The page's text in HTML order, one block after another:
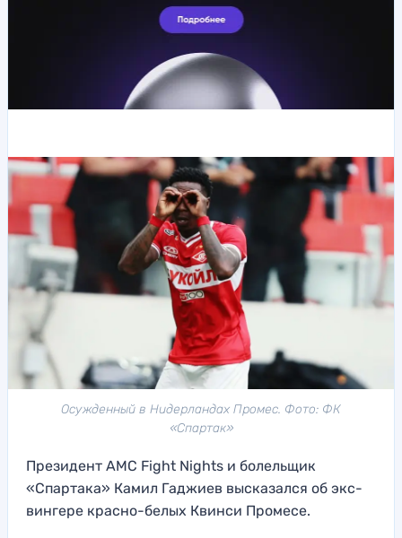
Осужденный в Нидерландах Промес. Фото: ФК
«Спартак»
Президент AMC Fight Nights и болельщик
«Спартака» Камил Гаджиев высказался об экс-
вингере красно-белых Квинси Промесе.